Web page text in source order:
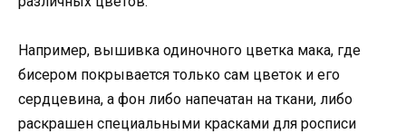
Например, вышивка одиночного цветка мака, где
бисером покрывается только сам цветок и его
сердцевина, а фон либо напечатан на ткани, либо
раскрашен специальными красками для росписи